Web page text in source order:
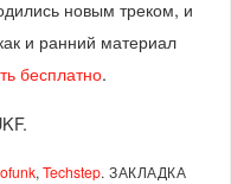
новым треком, и
и ранний материал
бесплатно.
, Techstep. ЗАКЛАДКА